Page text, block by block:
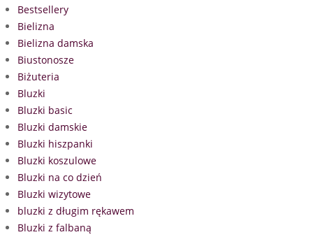
Bestsellery
Bielizna
Bielizna damska
Biustonosze
Biżuteria
Bluzki
Bluzki basic
Bluzki damskie
Bluzki hiszpanki
Bluzki koszulowe
Bluzki na co dzień
Bluzki wizytowe
bluzki z długim rękawem
Bluzki z falbaną